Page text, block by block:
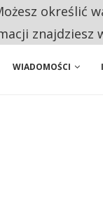
NA LIŚCIE SĄ
WIADOMOŚCI
określić
znajdziesz